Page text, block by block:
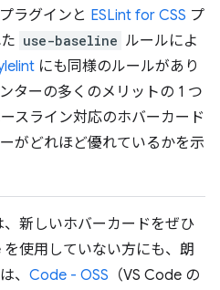
プラグインと ESLint for CSS プ
use-baseline ルールによ
にも同様のルールがあり
ターの多くのメリットの 1 つ
スライン対応のホバーカード
がどれほど優れているかを示
新しいホバーカードをぜひ
使用していない方にも、朗
、 Code - OSS （VS Code の